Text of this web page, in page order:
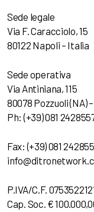
Sede legale
Via F. Caracciolo, 15
80122 Napoli – Italia
Sede operativa
Via Antiniana, 115
80078 Pozzuoli (NA)
Ph: (+39) 081
Fax: (+39) 081
P.IVA/C.F.
Cap. Soc. €